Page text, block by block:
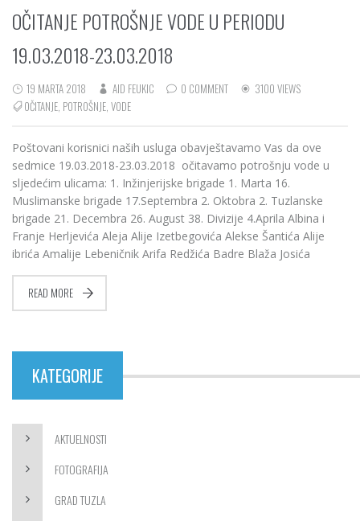
OČITANJE POTROŠNJE VODE U PERIODU
19.03.2018-23.03.2018
19 MARTA 2018 AID FEUKIC 0 COMMENT
3100 VIEWS
OČITANJE, POTROŠNJE, VODE
Poštovani korisnici naših usluga obavještavamo Vas da ove
sedmice 19.03.2018-23.03.2018 očitavamo potrošnju vode u
sljedećim ulicama: 1. Inžinjerijske brigade 1. Marta 16.
Muslimanske brigade 17.Septembra 2. Oktobra 2. Tuzlanske
brigade 21. Decembra 26. August 38. Divizije 4.Aprila Albina i
Franje Herljevića Aleja Alije Izetbegovića Alekse Šantića Alije
ibrića Amalije Lebeničnik Arifa Redžića Badre Blaža Josića
READ MORE
KATEGORIJE
AKTUELNOSTI
FOTOGRAFIJA
GRAD TUZLA